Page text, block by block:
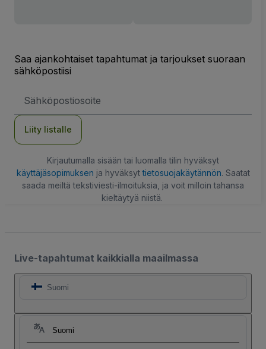
Saa ajankohtaiset tapahtumat ja tarjoukset suoraan
sähköpostiisi
Liity listalle
Kirjautumalla sisään tai luomalla tilin hyväksyt
käyttäjäsopimuksen ja hyväksyttietosuojakäytännön. Saatat
saada meiltä tekstiviesti-ilmoituksia, ja voit milloin tahansa
kieltäytyä niistä.
Live-tapahtumat kaikkialla maailmassa
Suomi
Suomi